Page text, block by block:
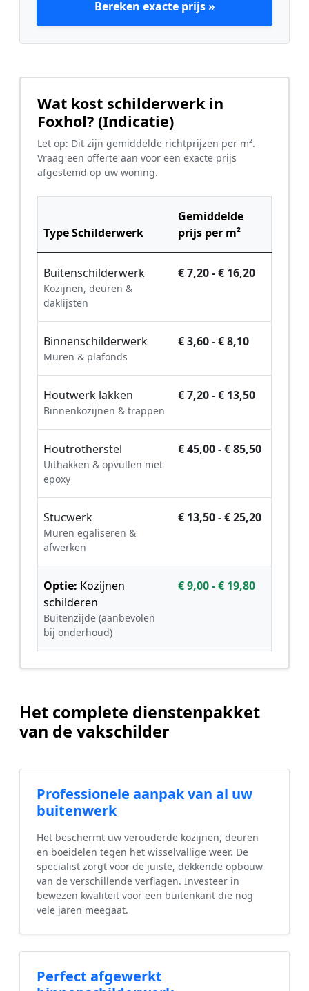
Bereken exacte prijs »
Wat kost schilderwerk in
Foxhol? (Indicatie)
Let op: Dit zijn gemiddelde richtprijzen per m².
Vraag een offerte aan voor een exacte prijs
afgestemd op uw woning.
Type Schilderwerk
Gemiddelde
prijs per m²
Buitenschilderwerk
Kozijnen, deuren &
daklijsten
€ 7,20 - € 16,20
Binnenschilderwerk
Muren & plafonds
€ 3,60 - € 8,10
Houtwerk lakken
Binnenkozijnen & trappen
€ 7,20 - € 13,50
Houtrotherstel
Uithakken & opvullen met
epoxy
€ 45,00 - € 85,50
Stucwerk
Muren egaliseren &
afwerken
€ 13,50 - € 25,20
Optie: Kozijnen
schilderen
Buitenzijde (aanbevolen
bij onderhoud)
€ 9,00 - € 19,80
Het complete dienstenpakket
van de vakschilder
Professionele aanpak van al uw
buitenwerk
Het beschermt uw verouderde kozijnen, deuren
en boeidelen tegen het wisselvallige weer. De
specialist zorgt voor de juiste, dekkende opbouw
van de verschillende verflagen. Investeer in
bewezen kwaliteit voor een buitenkant die nog
vele jaren meegaat.
Perfect afgewerkt